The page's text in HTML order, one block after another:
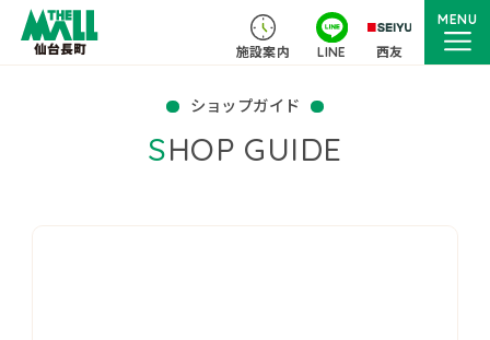
施設案内 LINE 西友
MENU
ショップガイド
SHOP GUIDE